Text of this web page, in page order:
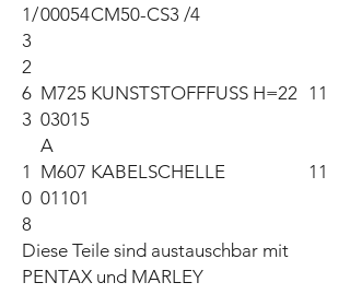
1/
3
2
00054CM50-CS3 /4
6
3
M725
03015
A
KUNSTSTOFFFUSS H=22 11
1
0
8
M607
01101
KABELSCHELLE 11
Diese Teile sind austauschbar mit
PENTAX und MARLEY